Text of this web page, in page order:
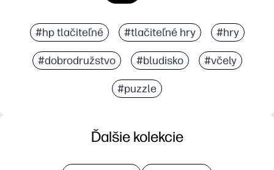
#hp tlačiteľné #tlačiteľné hry #hry
#dobrodružstvo #bludisko #včely
#puzzle
Ďalšie kolekcie